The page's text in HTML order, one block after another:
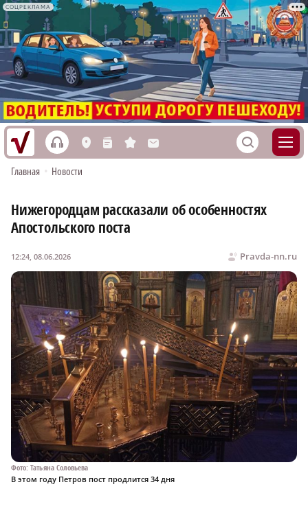
СОЦРЕКЛАМА
h L n s M S
Главная • Новости
Нижегородцам рассказали об особенностях
Апостольского поста
Pravda-nn.ru
12:24, 08.06.2026
Фото: Татьяна Соловьева
В этом году Петров пост продлится 34 дня